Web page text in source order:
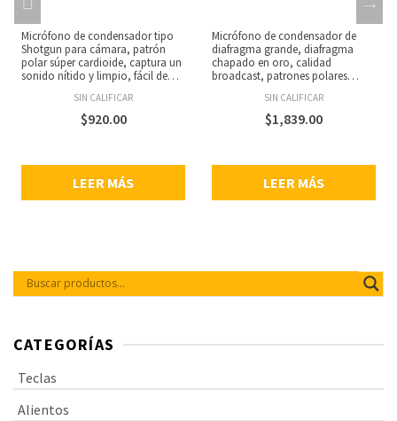
Micrófono de condensador tipo
Shotgun para cámara, patrón
polar súper cardioide, captura un
sonido nítido y limpio, fácil de
rosca de montaje estándar de
1/4”, cable de audio de 3.5 mm
chapado en oro, espuma
SIN CALIFICAR
$920.00
LEER MÁS
Micrófono de condensador de
diafragma grande, diafragma
chapado en oro, calidad
broadcast, patrones polares
bidireccional, amplio rango de
frecuencia y ruido ultra bajo,
rechazo fuera del eje para
controlado por switch de filtro de
corte bajo, switch de pad de 0 dB,
SIN CALIFICAR
$1,839.00
LEER MÁS
CATEGORÍAS
Teclas
Alientos